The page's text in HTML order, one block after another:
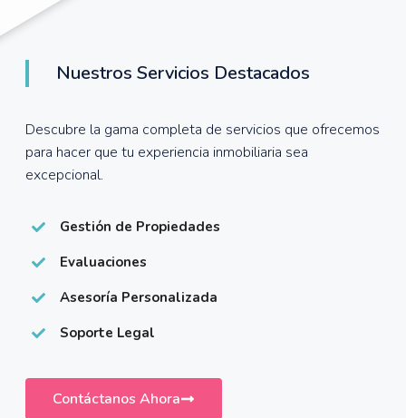
Nuestros Servicios Destacados
Descubre la gama completa de servicios que ofrecemos
para hacer que tu experiencia inmobiliaria sea
excepcional.
Gestión de Propiedades
Evaluaciones
Asesoría Personalizada
Soporte Legal
Contáctanos Ahora